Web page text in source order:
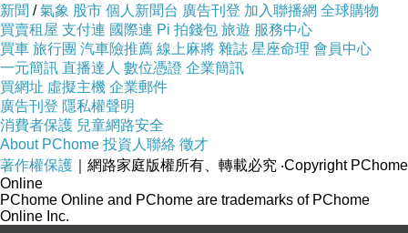
1入NT$269 原價$500含運
2入NT$500 原價$1000
4入NT$900原價$2000含運
--------------------------------------------------------------
新聞 /氣象 股市 個人新聞台 廣告刊登 加入聯播網 全球購物
買賣租屋 支付連 國際連 Pi 拍錢包 旅遊 服務中心
買車 旅行團 汽車險推薦 線上麻將 雜誌 星座命理 會員中心
一元簡訊 直播達人 數位憑證 企業簡訊
買網址 虛擬主機 企業郵件
廣告刊登 隱私權聲明
消費者保護 兒童網路安全
About PChome 投資人聯絡 徵才
著作權保護 ｜網路家庭版權所有、轉載必究 ‧Copyright PChome
Online
PChome Online and PChome are trademarks of PChome
Online Inc.